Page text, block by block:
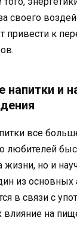
своего
привести к
напитки и
все
любителей
жизни, но и
из основных
в связи с
влияние на